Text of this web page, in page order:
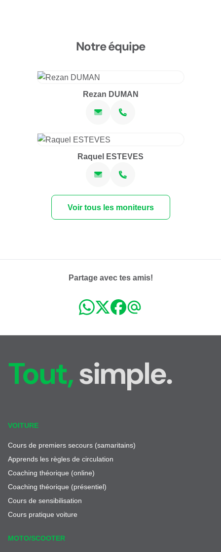
Notre équipe
Rezan DUMAN
Raquel ESTEVES
Voir tous les moniteurs
Partage avec tes amis!
Tout,simple.
VOITURE
Cours de premiers secours (samaritains)
Apprends les règles de circulation
Coaching théorique (online)
Coaching théorique (présentiel)
Cours de sensibilisation
Cours pratique voiture
MOTO/SCOOTER